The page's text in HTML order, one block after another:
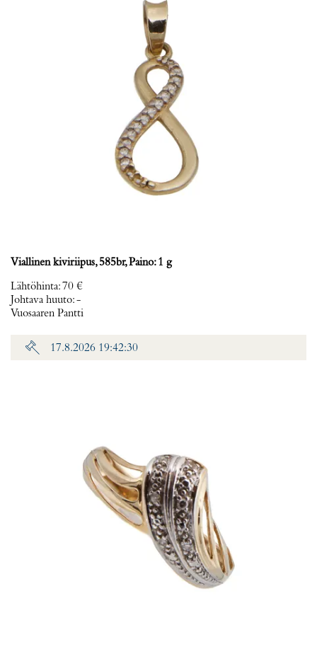
Viallinen kiviriipus, 585br, Paino: 1 g
Lähtöhinta:70 €
Johtava huuto:-
Vuosaaren Pantti
17.8.2026 19:42:30